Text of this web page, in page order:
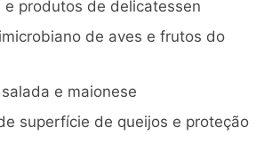
e produtos de delicatessen
de aves e frutos do
e maionese
superfície de queijos e proteção